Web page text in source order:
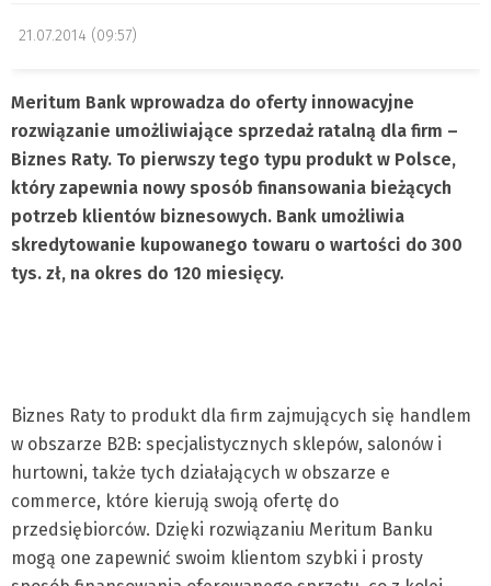
21.07.2014 (09:57)
Meritum Bank wprowadza do oferty innowacyjne
rozwiązanie umożliwiające sprzedaż ratalną dla firm –
Biznes Raty. To pierwszy tego typu produkt w Polsce,
który zapewnia nowy sposób finansowania bieżących
potrzeb klientów biznesowych. Bank umożliwia
skredytowanie kupowanego towaru o wartości do 300
tys. zł, na okres do 120 miesięcy.
Biznes Raty to produkt dla firm zajmujących się handlem
w obszarze B2B: specjalistycznych sklepów, salonów i
hurtowni, także tych działających w obszarze e
commerce, które kierują swoją ofertę do
przedsiębiorców. Dzięki rozwiązaniu Meritum Banku
mogą one zapewnić swoim klientom szybki i prosty